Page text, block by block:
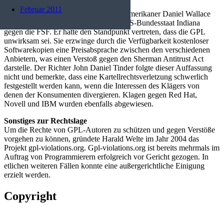
Februar 2011
USA
Am 21. März 2006 scheiterte der US-Amerikaner Daniel Wallace
mit einer Klage am Bezirksgericht im US-Bundesstaat Indiana
gegen die FSF. Er hatte den Standpunkt vertreten, dass die GPL
unwirksam sei. Sie erzwinge durch die Verfügbarkeit kostenloser
Softwarekopien eine Preisabsprache zwischen den verschiedenen
Anbietern, was einen Verstoß gegen den Sherman Antitrust Act
darstelle. Der Richter John Daniel Tinder folgte dieser Auffassung
nicht und bemerkte, dass eine Kartellrechtsverletzung schwerlich
festgestellt werden kann, wenn die Interessen des Klägers von
denen der Konsumenten divergieren. Klagen gegen Red Hat,
Novell und IBM wurden ebenfalls abgewiesen.
Sonstiges zur Rechtslage
Um die Rechte von GPL-Autoren zu schützen und gegen Verstöße
vorgehen zu können, gründete Harald Welte im Jahr 2004 das
Projekt gpl-violations.org. Gpl-violations.org ist bereits mehrmals im
Auftrag von Programmierern erfolgreich vor Gericht gezogen. In
etlichen weiteren Fällen konnte eine außergerichtliche Einigung
erzielt werden.
Copyright